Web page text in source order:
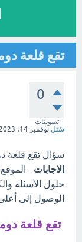
تقع قلعة
0
تصويتات
سُئل نوفمبر 14، 2023
سؤال تقع قلعة
الاجابات -
حلول الأسئلة
الوصول إلى أعلى
تقع قلعة